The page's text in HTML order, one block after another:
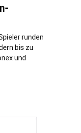
runden
bis zu
und